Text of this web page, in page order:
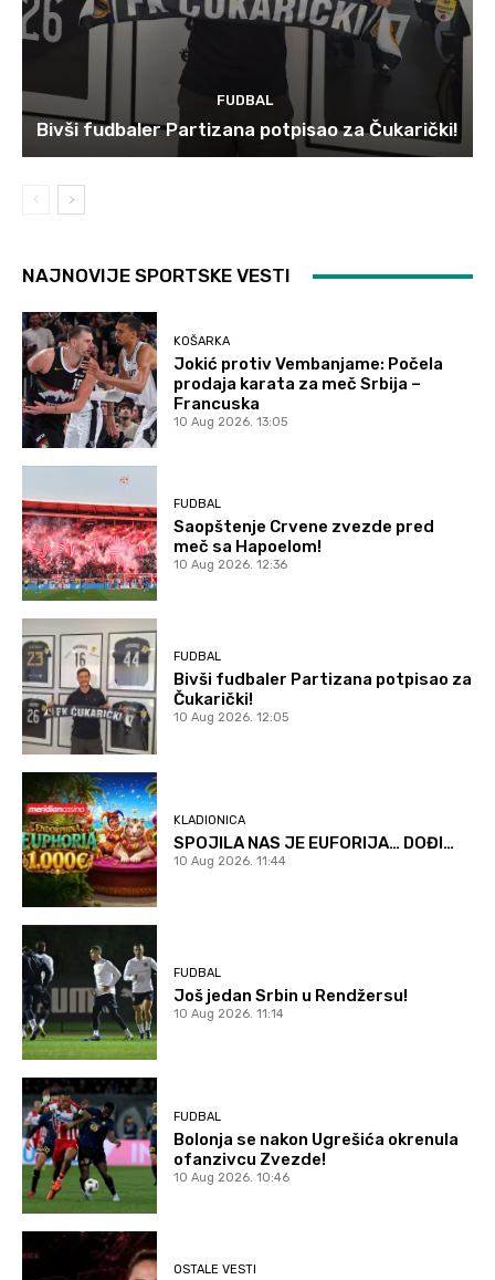
FUDBAL
Bivši fudbaler Partizana potpisao za Čukarički!
NAJNOVIJE SPORTSKE VESTI
KOŠARKA
Jokić protiv Vembanjame: Počela
prodaja karata za meč Srbija –
Francuska
10 Aug 2026. 13:05
FUDBAL
Saopštenje Crvene zvezde pred
meč sa Hapoelom!
10 Aug 2026. 12:36
FUDBAL
Bivši fudbaler Partizana potpisao za
Čukarički!
10 Aug 2026. 12:05
KLADIONICA
SPOJILA NAS JE EUFORIJA… DOĐI…
10 Aug 2026. 11:44
FUDBAL
Još jedan Srbin u Rendžersu!
10 Aug 2026. 11:14
FUDBAL
Bolonja se nakon Ugrešića okrenula
ofanzivcu Zvezde!
10 Aug 2026. 10:46
OSTALE VESTI